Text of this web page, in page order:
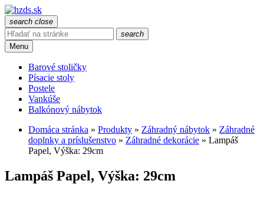
search close
search
Menu
Barové stoličky
Písacie stoly
Postele
Vankúše
Balkónový nábytok
Domáca stránka » Produkty » Záhradný nábytok » Záhradné
doplnky a príslušenstvo » Záhradné dekorácie » Lampáš
Papel, Výška: 29cm
Lampáš Papel, Výška: 29cm